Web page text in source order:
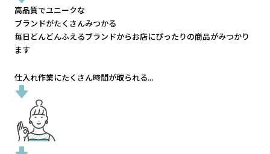
高品質でユニークな
ブランドがたくさんみつかる
毎日どんどんふえるブランドからお店にぴったりの商品がみつかり
ます
仕入れ作業にたくさん時間が取られる...